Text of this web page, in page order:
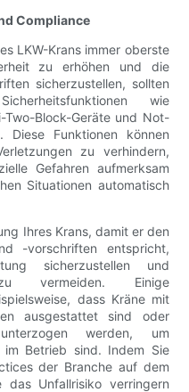
Compliance
LKW-Krans immer oberste
zu erhöhen und die
sicherzustellen, sollten
wie
Two-Block-Geräte und Not-
Diese Funktionen können
zu verhindern,
Gefahren aufmerksam
Situationen automatisch
Ihres Krans, damit er den
-vorschriften entspricht,
sicherzustellen und
vermeiden. Einige
dass Kräne mit
ausgestattet sind oder
werden, um
im Betrieb sind. Indem Sie
der Branche auf dem
das Unfallrisiko verringern